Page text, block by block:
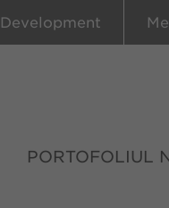
PORTOFOLIUL